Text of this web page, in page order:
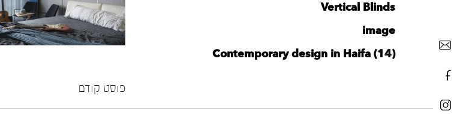
Vertical Blinds
image
Contemporary design in Haifa (14)
פוסט קודם